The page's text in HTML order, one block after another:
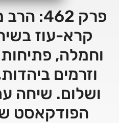
פרק
קרא-עוז
וחמלה, פתיחות
וזרמים
ושלום. שיחה
הפודקאסט